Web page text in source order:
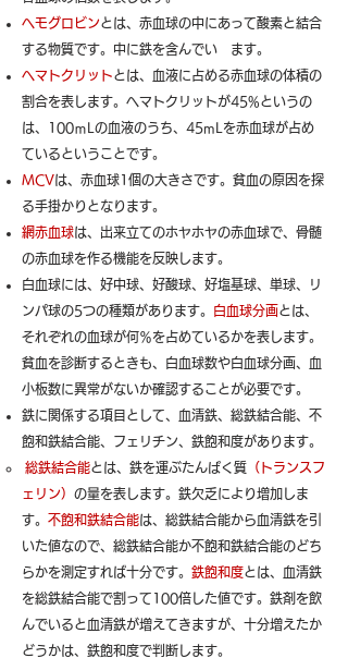
ヘモグロビンとは、赤血球の中にあって酸素と結合
する物質です。中に鉄を含んでい ます。
ヘマトクリットとは、血液に占める赤血球の体積の
割合を表します。ヘマトクリットが45%というの
は、100ｍLの血液のうち、45mLを赤血球が占め
ているということです。
MCVは、赤血球1個の大きさです。貧血の原因を探
る手掛かりとなります。
網赤血球は、出来立てのホヤホヤの赤血球で、骨髄
の赤血球を作る機能を反映します。
白血球には、好中球、好酸球、好塩基球、単球、リ
ンパ球の5つの種類があります。 白血球分画とは、
それぞれの血球が何％を占めているかを表します。
貧血を診断するときも、白血球数や白血球分画、血
小板数に異常がないか確認することが必要です。
鉄に関係する項目として、血清鉄、総鉄結合能、不
飽和鉄結合能、フェリチン、鉄飽和度があります。
総鉄結合能とは、鉄を運ぶたんぱく質 （トランスフ
ェリン） の量を表します。鉄欠乏により増加しま
す。 不飽和鉄結合能は、総鉄結合能から血清鉄を引
いた値なので、総鉄結合能か不飽和鉄結合能のどち
らかを測定すれば十分です。 鉄飽和度とは、血清鉄
を総鉄結合能で割って100倍した値です。鉄剤を飲
んでいると血清鉄が増えてきますが、十分増えたか
どうかは、鉄飽和度で判断します。